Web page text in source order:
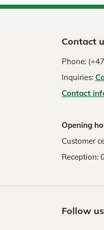
Contact
Phone:
Inquiries:
Contact
Opening
Customer
Reception:
Follow